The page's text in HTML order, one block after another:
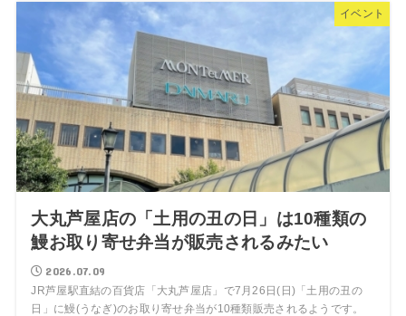
イベント
大丸芦屋店の「土用の丑の日」は10種類の
鰻お取り寄せ弁当が販売されるみたい
2026.07.09
JR芦屋駅直結の百貨店「大丸芦屋店」で7月26日(日)「土用の丑の
日」に鰻(うなぎ)のお取り寄せ弁当が10種類販売されるようです。